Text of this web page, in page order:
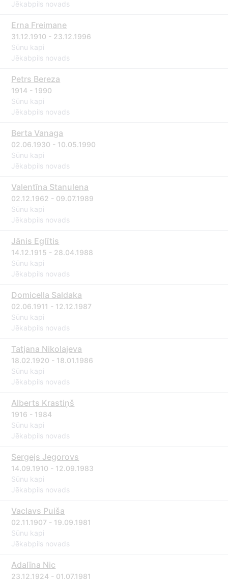
Jēkabpils novads
Erna Freimane
31.12.1910 - 23.12.1996
Sūnu kapi
Jēkabpils novads
Petrs Bereza
1914 - 1990
Sūnu kapi
Jēkabpils novads
Berta Vanaga
02.06.1930 - 10.05.1990
Sūnu kapi
Jēkabpils novads
Valentīna Stanulena
02.12.1962 - 09.07.1989
Sūnu kapi
Jēkabpils novads
Jānis Eglītis
14.12.1915 - 28.04.1988
Sūnu kapi
Jēkabpils novads
Domicella Saldaka
02.06.1911 - 12.12.1987
Sūnu kapi
Jēkabpils novads
Tatjana Nikolajeva
18.02.1920 - 18.01.1986
Sūnu kapi
Jēkabpils novads
Alberts Krastiņš
1916 - 1984
Sūnu kapi
Jēkabpils novads
Sergejs Jegorovs
14.09.1910 - 12.09.1983
Sūnu kapi
Jēkabpils novads
Vaclavs Puiša
02.11.1907 - 19.09.1981
Sūnu kapi
Jēkabpils novads
Adalīna Nic
23.12.1924 - 01.07.1981